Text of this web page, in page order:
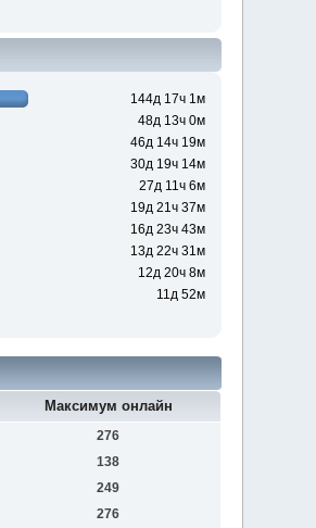
144д 17ч 1м
48д 13ч 0м
46д 14ч 19м
30д 19ч 14м
27д 11ч 6м
19д 21ч 37м
16д 23ч 43м
13д 22ч 31м
12д 20ч 8м
11д 52м
Максимум онлайн
276
138
249
276